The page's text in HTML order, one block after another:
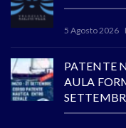
5 Agosto 2026
PATENTE
AULA